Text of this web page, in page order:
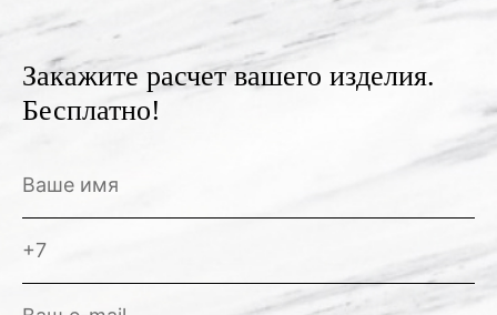
Закажите расчет вашего изделия.
Бесплатно!